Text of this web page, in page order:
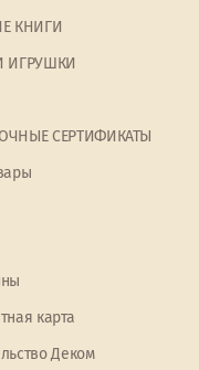
КНИГИ
ИГРУШКИ
СЕРТИФИКАТЫ
карта
Деком